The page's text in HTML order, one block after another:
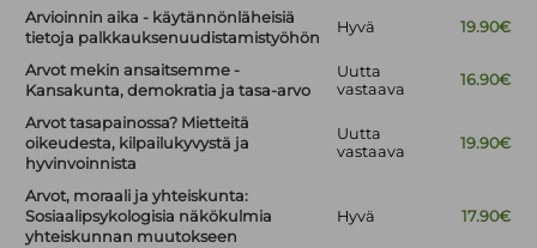
Arvioinnin aika - käytännönläheisiä
tietoja palkkauksenuudistamistyöhön
Hyvä 19.90€
Arvot mekin ansaitsemme -
Kansakunta, demokratia ja tasa-arvo
Uutta
vastaava
16.90€
Arvot tasapainossa? Mietteitä
oikeudesta, kilpailukyvystä ja
hyvinvoinnista
Uutta
vastaava
19.90€
Arvot, moraali ja yhteiskunta:
Sosiaalipsykologisia näkökulmia
yhteiskunnan muutokseen
Hyvä 17.90€